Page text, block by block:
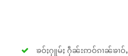
ၶဝ်ႈႁူမ်ႈ ႁဵၼ်းဢဝ်ၵၢၼ်ၶၢဝ်